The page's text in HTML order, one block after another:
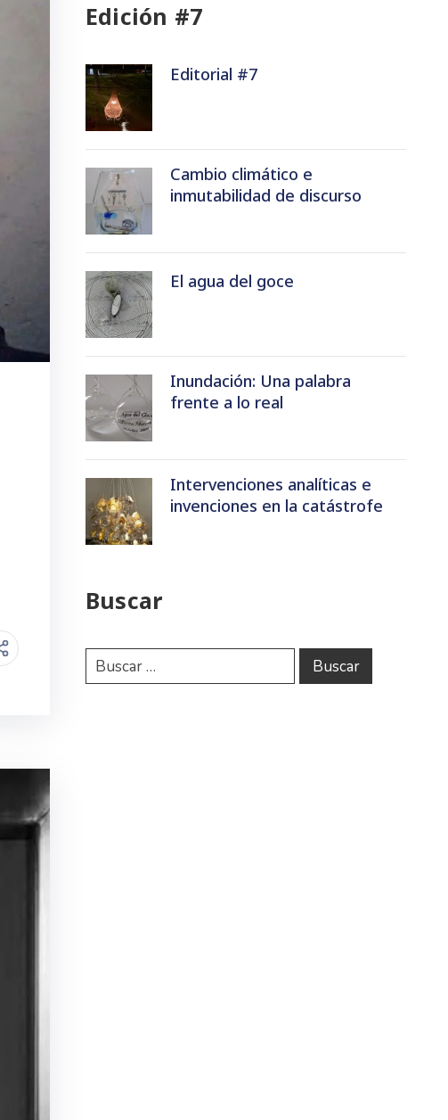
Edición #7
Editorial #7
Cambio climático e
inmutabilidad de discurso
El agua del goce
Inundación: Una palabra
frente a lo real
Intervenciones analíticas e
invenciones en la catástrofe
Buscar